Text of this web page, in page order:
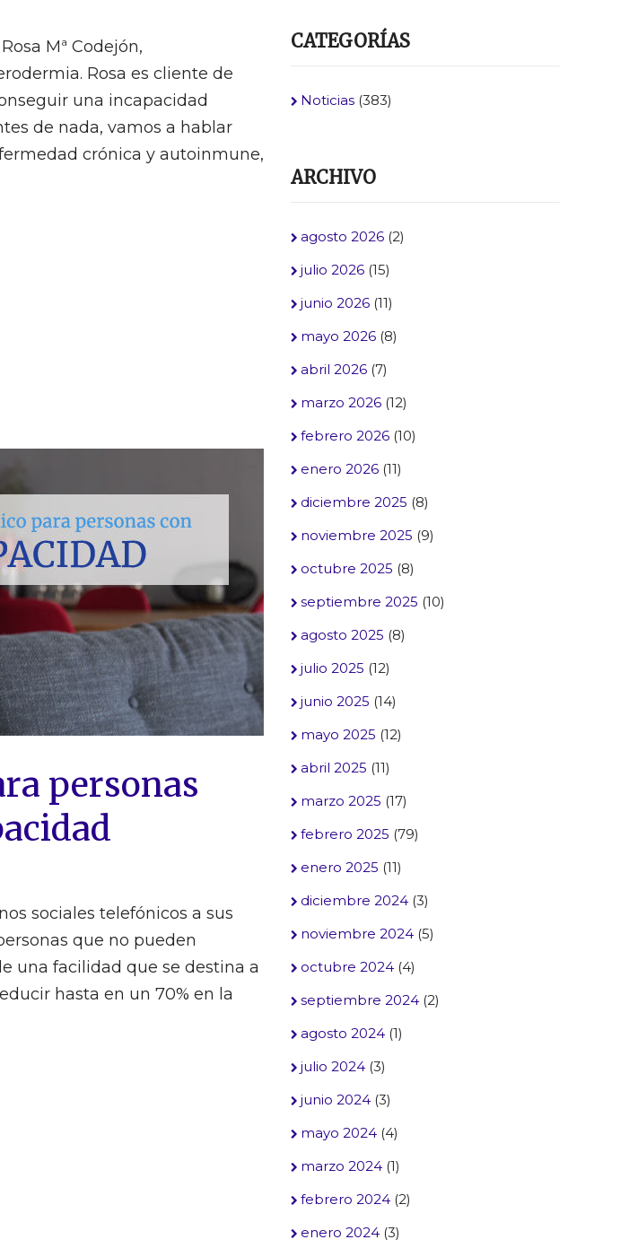
Mª Codejón,
Rosa es cliente de
una incapacidad
de nada, vamos a hablar
crónica y autoinmune,
personas
sociales telefónicos a sus
que no pueden
una facilidad que se destina a
hasta en un 70% en la
CATEGORÍAS
Noticias (383)
ARCHIVO
agosto 2026 (2)
julio 2026 (15)
junio 2026 (11)
mayo 2026 (8)
abril 2026 (7)
marzo 2026 (12)
febrero 2026 (10)
enero 2026 (11)
diciembre 2025 (8)
noviembre 2025 (9)
octubre 2025 (8)
septiembre 2025 (10)
agosto 2025 (8)
julio 2025 (12)
junio 2025 (14)
mayo 2025 (12)
abril 2025 (11)
marzo 2025 (17)
febrero 2025 (79)
enero 2025 (11)
diciembre 2024 (3)
noviembre 2024 (5)
octubre 2024 (4)
septiembre 2024 (2)
agosto 2024 (1)
julio 2024 (3)
junio 2024 (3)
mayo 2024 (4)
marzo 2024 (1)
febrero 2024 (2)
enero 2024 (3)